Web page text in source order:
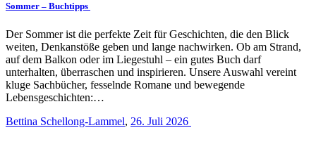
Sommer – Buchtipps
Der Sommer ist die perfekte Zeit für Geschichten, die den Blick
weiten, Denkanstöße geben und lange nachwirken. Ob am Strand,
auf dem Balkon oder im Liegestuhl – ein gutes Buch darf
unterhalten, überraschen und inspirieren. Unsere Auswahl vereint
kluge Sachbücher, fesselnde Romane und bewegende
Lebensgeschichten:…
Bettina Schellong-Lammel, 26. Juli 2026